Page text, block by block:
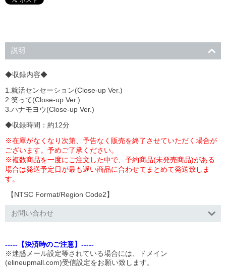
説明
◆収録内容◆
1.就活センセーション(Close-up Ver.)
2.笑って(Close-up Ver.)
3.ハナモヨウ(Close-up Ver.)
◆収録時間：約12分
※在庫がなくなり次第、予告なく販売を終了させていただく場合が
ございます。予めご了承ください。
※複数商品を一度にご注文した中で、予約商品(未発売商品)がある
場合は発送予定日が最も遅い商品に合わせてまとめて発送致しま
す。
【NTSC Format/Region Code2】
お問い合わせ
-----【決済時のご注意】-----
※迷惑メール設定等されている場合には、ドメイン
(elineupmall.com)受信設定をお願い致します。